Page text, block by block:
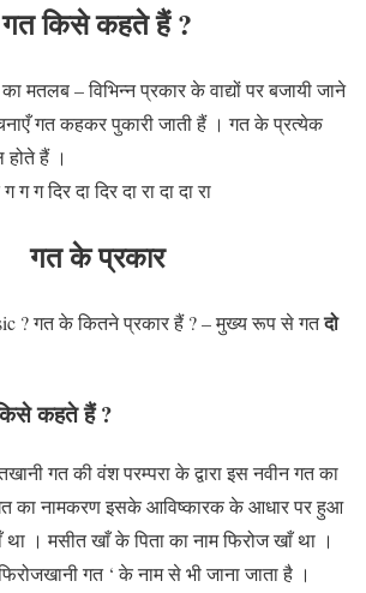
गत किसे कहते हैं ?
मतलब – विभिन्न प्रकार के वाद्यों पर बजायी जाने
गत कहकर पुकारी जाती हैं । गत के प्रत्येक
होते हैं ।
ग ग गदिरदादिरदा रा दा दा रा
गत के प्रकार
? गत के कितने प्रकार हैं ? – मुख्य रूप से गतदो
कहते हैं ?
गत की वंश परम्परा के द्वारा इस नवीन गत का
का नामकरण इसके आविष्कारक के आधार पर हुआ
। मसीत खाँ के पिता का नाम फिरोज खाँ था ।
फिरोजखानी गत ‘ के नाम से भी जाना जाता है ।